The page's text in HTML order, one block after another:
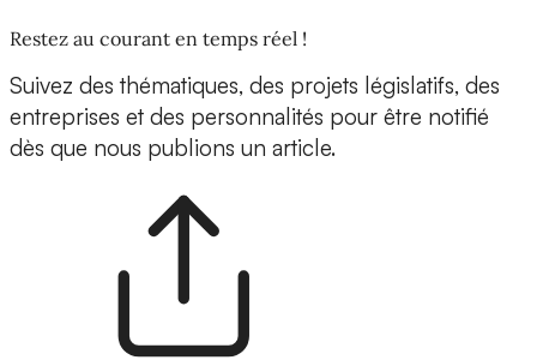
Restez au courant en temps réel !
Suivez des thématiques, des projets législatifs, des
entreprises et des personnalités pour être notifié
dès que nous publions un article.